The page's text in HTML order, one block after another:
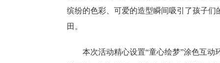
缤纷的色彩、可爱的造型瞬间吸引了孩子
田。
本次活动精心设置“童心绘梦”涂色互